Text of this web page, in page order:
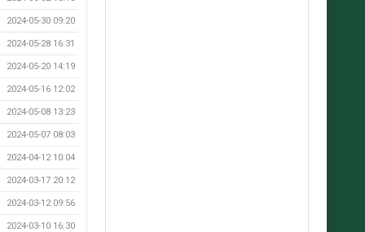
2024-05-30 09:20
2024-05-28 16:31
2024-05-20 14:19
2024-05-16 12:02
2024-05-08 13:23
2024-05-07 08:03
2024-04-12 10:04
2024-03-17 20:12
2024-03-12 09:56
2024-03-10 16:30